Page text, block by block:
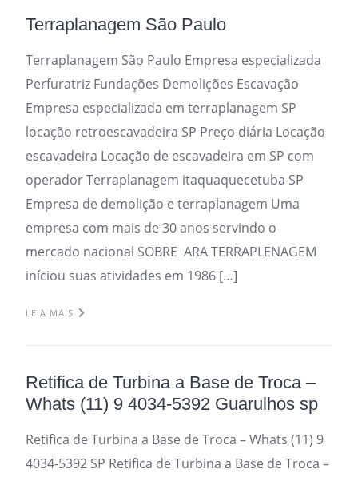
Terraplanagem São Paulo
Terraplanagem São Paulo Empresa especializada
Perfuratriz Fundações Demolições Escavação
Empresa especializada em terraplanagem SP
locação retroescavadeira SP Preço diária Locação
escavadeira Locação de escavadeira em SP com
operador Terraplanagem itaquaquecetuba SP
Empresa de demolição e terraplanagem Uma
empresa com mais de 30 anos servindo o
mercado nacional SOBRE ARA TERRAPLENAGEM
iníciou suas atividades em 1986 […]
LEIA MAIS
Retifica de Turbina a Base de Troca –
Whats (11) 9 4034-5392 Guarulhos sp
Retifica de Turbina a Base de Troca – Whats (11) 9
4034-5392 SP Retifica de Turbina a Base de Troca –